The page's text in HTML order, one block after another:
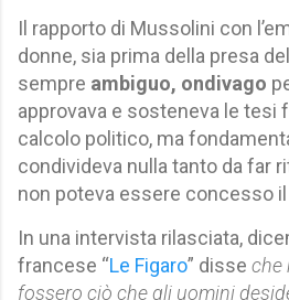
Il rapporto di Mussolini con
donne, sia prima della presa
sempre ambiguo, ondivago
approvava e sosteneva le tesi
calcolo politico, ma
condivideva nulla tanto da far
non poteva essere concesso
In una intervista rilasciata,
francese “Le Figaro” disse che
fossero ciò che gli uomini